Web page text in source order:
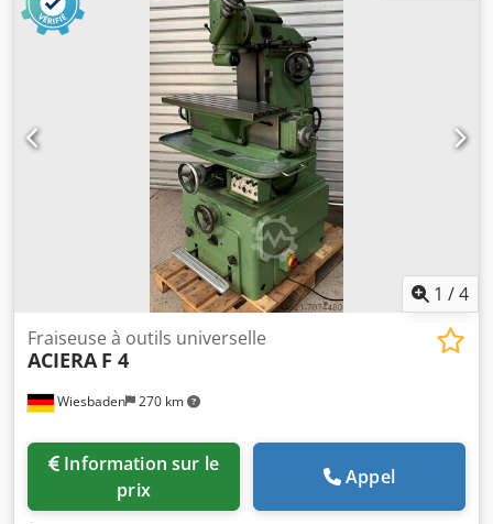
1 /4
Wiesbaden 270 km
Fraiseuse à outils universelle
ACIERA F 4
prix
Appel